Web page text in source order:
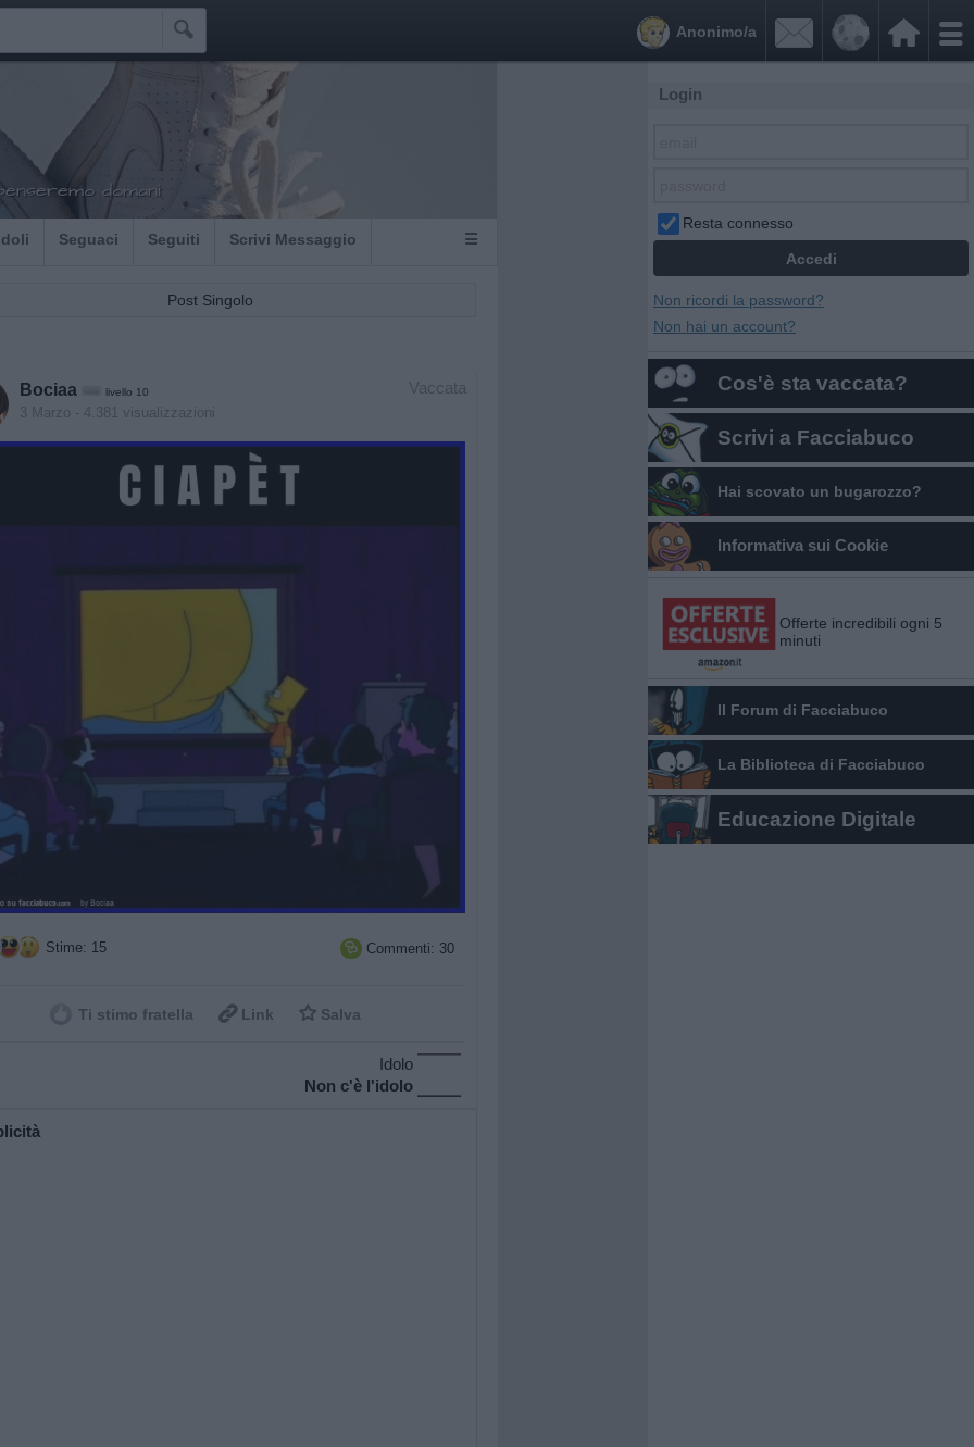
 

Anonimo/a
domani
Seguaci Seguiti Scrivi Messaggio ☰
Post Singolo
Vaccata
Bociaa livello 10
3 Marzo - 4.381 visualizzazioni
Stime: 15  Commenti: 30
Ti stimo fratella  Link  Salva
Idolo
Non c'è l'idolo
Login
Resta connesso
Non ricordi la password?
Non hai un account?
Cos'è sta vaccata?
Scrivi a Facciabuco
Hai scovato un bugarozzo?
Informativa sui Cookie
Offerte incredibili ogni 5
minuti
Il Forum di Facciabuco
La Biblioteca di Facciabuco
Educazione Digitale